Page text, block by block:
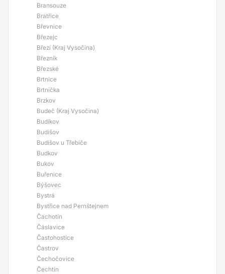
Bransouze
Bratřice
Břevnice
Březejc
Březí (Kraj Vysočina)
Březník
Březské
Brtnice
Brtnička
Brzkov
Budeč (Kraj Vysočina)
Budíkov
Budišov
Budišov u Třebíče
Budkov
Bukov
Buřenice
Býšovec
Bystrá
Bystřice nad Pernštejnem
Čachotín
Čáslavice
Častohostice
Častrov
Čechočovice
Čechtín